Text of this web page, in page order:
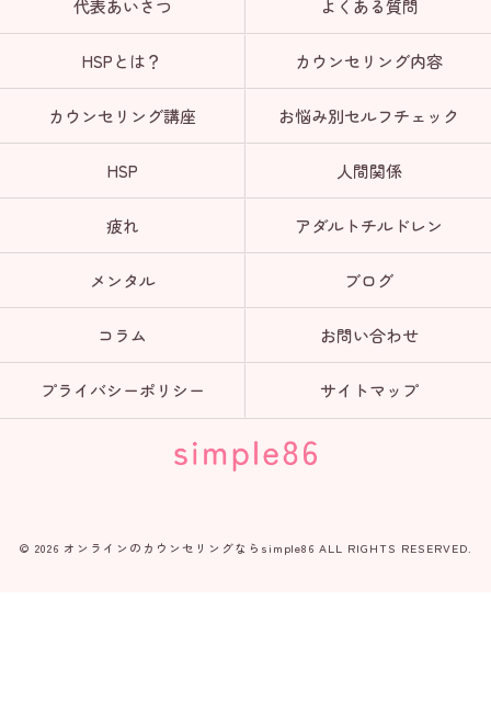
代表あいさつ よくある質問
HSPとは？ カウンセリング内容
カウンセリング講座 お悩み別セルフチェック
HSP 人間関係
疲れ アダルトチルドレン
メンタル ブログ
コラム お問い合わせ
プライバシーポリシー サイトマップ
© 2026 オンラインのカウンセリングならsimple86 ALL RIGHTS RESERVED.